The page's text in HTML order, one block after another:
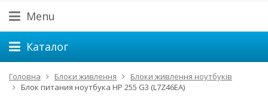
Menu
Каталог
Головна Блоки живлення
Блоки живлення ноутбуків
Блок питания ноутбука HP 255 G3 (L7Z46EA)